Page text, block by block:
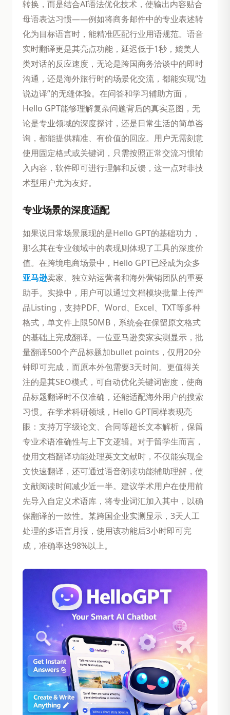
转换，而是结合AI语法优化技术，使输出内容贴合
母语表达习惯——例如将商务邮件中的专业表述转
化为目标语言时，能精准匹配行业用语规范。语音
实时翻译更是其亮点功能，延迟低于1秒，媲美人
类对话的反应速度，无论是跨国商务洽谈中的即时
沟通，还是海外旅行时的场景化交流，都能实现“边
说边译”的无缝体验。在问答和学习辅助方面，
Hello GPT能够理解复杂问题背后的真实意图，无
论是专业领域的深度探讨，还是日常生活的简单咨
询，都能提供精准、有价值的回应。用户无需刻意
使用固定格式或关键词，只需按照正常交流习惯输
入内容，软件即可进行理解和反馈，这一点对非技
术型用户尤为友好。
专业场景的深度适配
如果说日常场景展现的是Hello GPT的基础功力，
那么其在专业领域中的表现则体现了工具的深度价
值。在跨境电商场景中，Hello GPT已经成为众多
亚马逊卖家、独立站运营者和海外营销团队的重要
助手。实操中，用户可以通过文档模块批量上传产
品Listing，支持PDF、Word、Excel、TXT等多种
格式，单文件上限50MB，系统会在保留原文格式
的基础上完成翻译。一位亚马逊卖家实测显示，批
量翻译500个产品标题加bullet points，仅用20分
钟即可完成，而原本外包需要3天时间。更值得关
注的是其SEO模式，可自动优化关键词密度，使商
品标题翻译时不仅准确，还能适配海外用户的搜索
习惯。在学术科研领域，Hello GPT同样表现亮
眼：支持万字级论文、合同等超长文本解析，保留
专业术语准确性与上下文逻辑。对于留学生而言，
使用文档翻译功能处理英文文献时，不仅能实现全
文快速翻译，还可通过语音朗读功能辅助理解，使
文献阅读时间减少近一半。建议学术用户在使用前
先导入自定义术语库，将专业词汇加入其中，以确
保翻译的一致性。某跨国企业实测显示，3天人工
处理的多语言月报，使用该功能后3小时即可完
成，准确率达98%以上。